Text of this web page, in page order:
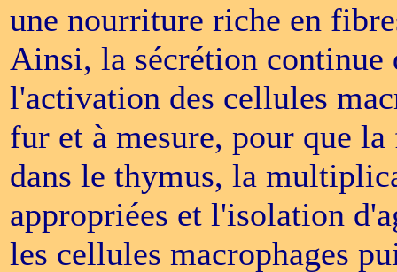
une nourriture riche en
Ainsi, la sécrétion continue
l'activation des cellules
fur et à mesure, pour que
dans le thymus, la
appropriées et l'isolation
les cellules macrophages